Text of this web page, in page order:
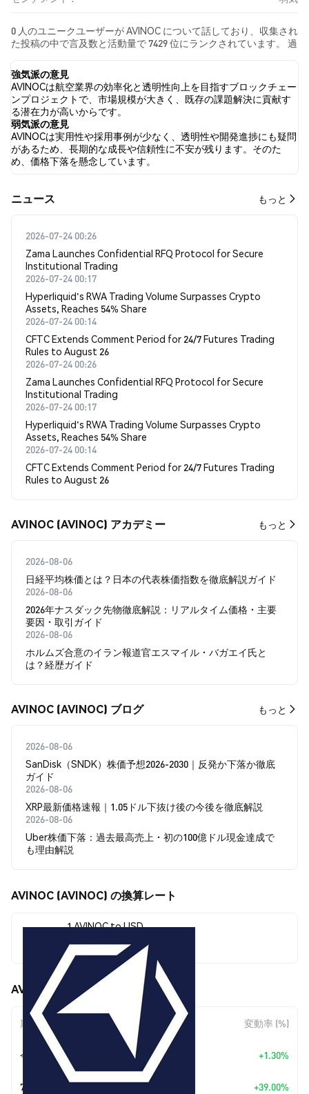
0 人のユニークユーザーが AVINOC について話しており、収集され
た投稿の中で言及数と活動量で 7429 位にランクされています。 過
感情は 弱気 でした。 最後に、AVINOC に関するニュース記事が 0
件公開されました。 Twitterでは、NaN% のツイートが強気の感
情を示し、NaN% のツイートが弱気の感情を示しました。 NaN%
のツイートは AVINOC に対して中立的でした。 これらの感情分析
は 0 件のツイートに基づいています。
強気派の意見
AVINOCは航空業界の効率化と透明性向上を目指すブロックチェー
ンプロジェクトで、市場規模が大きく、既存の課題解決に貢献す
る潜在力が高いからです。
弱気派の意見
AVINOCは実用性や採用事例が少なく、透明性や開発進捗にも疑問
があるため、長期的な成長や信頼性に不安が残ります。そのた
め、価格下落を懸念しています。
​​ニュース​​ もっと
2026-07-24 00:26
Zama Launches Confidential RFQ Protocol for Secure
Institutional Trading
2026-07-24 00:17
Hyperliquid's RWA Trading Volume Surpasses Crypto
Assets, Reaches 54% Share
2026-07-24 00:14
CFTC Extends Comment Period for 24/7 Futures Trading
Rules to August 26
2026-07-24 00:26
Zama Launches Confidential RFQ Protocol for Secure
Institutional Trading
2026-07-24 00:17
Hyperliquid's RWA Trading Volume Surpasses Crypto
Assets, Reaches 54% Share
2026-07-24 00:14
CFTC Extends Comment Period for 24/7 Futures Trading
Rules to August 26
AVINOC (AVINOC) アカデミー もっと
2026-08-06
日経平均株価とは？日本の代表株価指数を徹底解説ガイド
2026-08-06
2026年ナスダック先物徹底解説：リアルタイム価格・主要
要因・取引ガイド
2026-08-06
ホルムズ合意のイラン報道官エスマイル・バガエイ氏と
は？経歴ガイド
AVINOC (AVINOC) ブログ もっと
2026-08-06
SanDisk（SNDK）株価予想2026-2030｜反発か下落か徹底
ガイド
2026-08-06
XRP最新価格速報｜1.05ドル下抜け後の今後を徹底解説
2026-08-06
Uber株価下落：過去最高売上・初の100億ドル現金達成で
も理由解説
AVINOC (AVINOC) の換算レート
1 AVINOC to USD
$0.00416496
AVINOC (AVINOC) の価格変動
期間 金額変動 変動率 (%)
今日 $0.00005345 +1.30%
7日 +$0.00116859 +39.00%